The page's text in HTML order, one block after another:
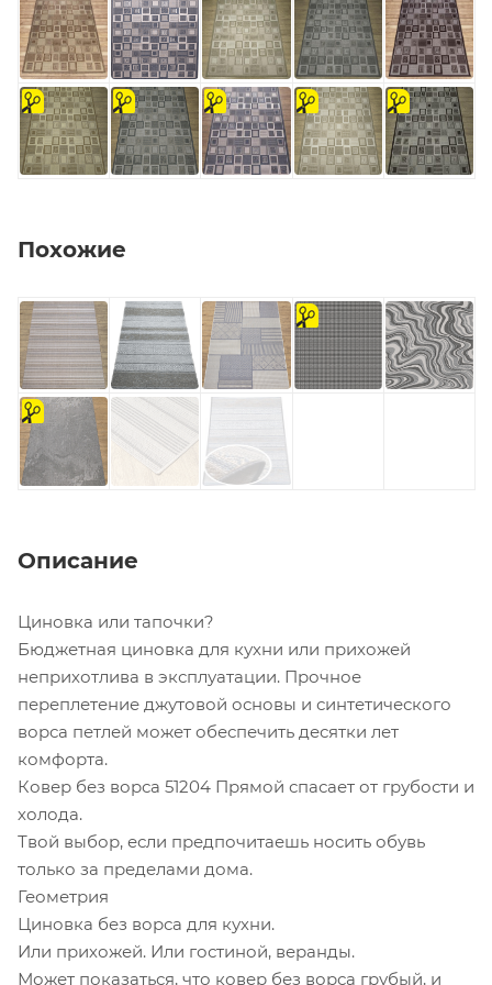
на
отрез
на
отрез
на
отрез
на
отрез
на
отрез
Похожие
на
отрез
на
отрез
Описание
Циновка или тапочки?
Бюджетная циновка для кухни или прихожей
неприхотлива в эксплуатации. Прочное
переплетение джутовой основы и синтетического
ворса петлей может обеспечить десятки лет
комфорта.
Ковер без ворса 51204 Прямой спасает от грубости и
холода.
Твой выбор, если предпочитаешь носить обувь
только за пределами дома.
Геометрия
Циновка без ворса для кухни.
Или прихожей. Или гостиной, веранды.
Может показаться, что ковер без ворса грубый, и